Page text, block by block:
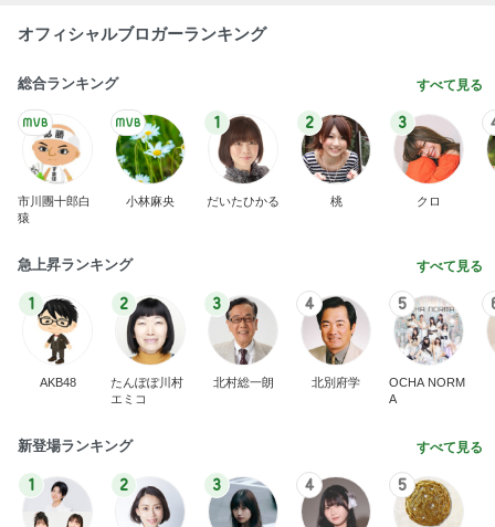
オフィシャルブロガーランキング
総合ランキング すべて見る
市川團十郎白
猿
小林麻央
1
だいたひかる
2
桃
3
クロ
急上昇ランキング すべて見る
1
AKB48
2
たんぽぽ川村
エミコ
3
北村総一朗
4
北別府学
5
OCHA NORM
A
新登場ランキング すべて見る
1 2 3 4 5